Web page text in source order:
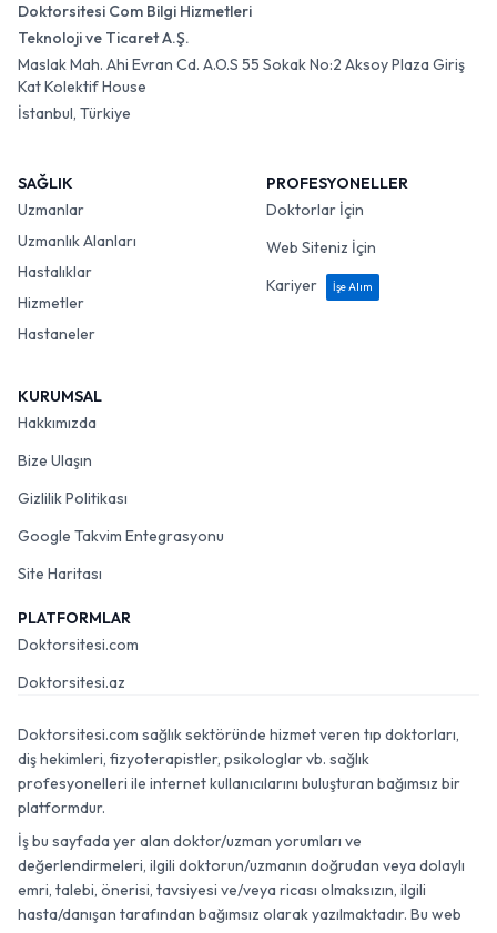
Doktorsitesi Com Bilgi Hizmetleri
Teknoloji ve Ticaret A.Ş.
Maslak Mah. Ahi Evran Cd. A.O.S 55 Sokak No:2 Aksoy Plaza Giriş
Kat Kolektif House
İstanbul, Türkiye
SAĞLIK
Uzmanlar
Uzmanlık Alanları
Hastalıklar
Hizmetler
Hastaneler
PROFESYONELLER
Doktorlar İçin
Web Siteniz İçin
Kariyer
İşe Alım
KURUMSAL
Hakkımızda
Bize Ulaşın
Gizlilik Politikası
Google Takvim Entegrasyonu
Site Haritası
PLATFORMLAR
Doktorsitesi.com
Doktorsitesi.az
Doktorsitesi.com sağlık sektöründe hizmet veren tıp doktorları,
diş hekimleri, fizyoterapistler, psikologlar vb. sağlık
profesyonelleri ile internet kullanıcılarını buluşturan bağımsız bir
platformdur.
İş bu sayfada yer alan doktor/uzman yorumları ve
değerlendirmeleri, ilgili doktorun/uzmanın doğrudan veya dolaylı
emri, talebi, önerisi, tavsiyesi ve/veya ricası olmaksızın, ilgili
hasta/danışan tarafından bağımsız olarak yazılmaktadır. Bu web